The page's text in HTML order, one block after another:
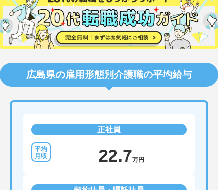
広島県の雇用形態別介護職の平均給与
正社員
22.7万円